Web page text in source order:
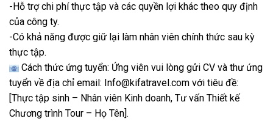
-Hỗ trợ chi phí thực tập và các quyền lợi khác theo quy định
của công ty.
-Có khả năng được giữ lại làm nhân viên chính thức sau kỳ
thực tập.
Cách thức ứng tuyển: Ứng viên vui lòng gửi CV và thư ứng
tuyển về địa chỉ email: Info@kifatravel.com với tiêu đề:
[Thực tập sinh – Nhân viên Kinh doanh, Tư vấn Thiết kế
Chương trình Tour – Họ Tên].